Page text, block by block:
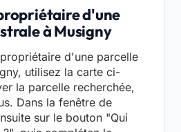
d'une
à Musigny
d'une parcelle
utilisez la carte ci-
la parcelle recherchée,
Dans la fenêtre de
sur le bouton "Qui